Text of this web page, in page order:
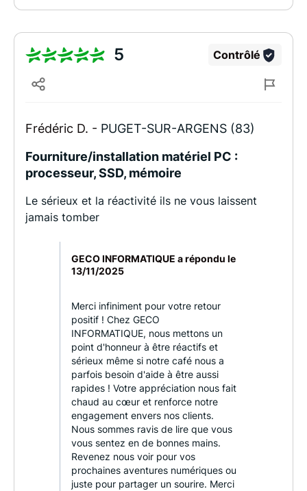
5 Contrôlé
Frédéric D. - PUGET-SUR-ARGENS (83)
Fourniture/installation matériel PC :
processeur, SSD, mémoire
Le sérieux et la réactivité ils ne vous laissent
jamais tomber
GECO INFORMATIQUE a répondu le
13/11/2025
Merci infiniment pour votre retour
positif ! Chez GECO
INFORMATIQUE, nous mettons un
point d'honneur à être réactifs et
sérieux même si notre café nous a
parfois besoin d'aide à être aussi
rapides ! Votre appréciation nous fait
chaud au cœur et renforce notre
engagement envers nos clients.
Nous sommes ravis de lire que vous
vous sentez en de bonnes mains.
Revenez nous voir pour vos
prochaines aventures numériques ou
juste pour partager un sourire. Merci